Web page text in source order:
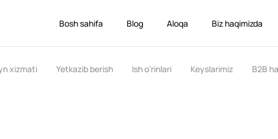
Bosh sahifa Blog Aloqa Biz haqimizda
xizmati Yetkazib berish Ish o'rinlari Keyslarimiz B2B